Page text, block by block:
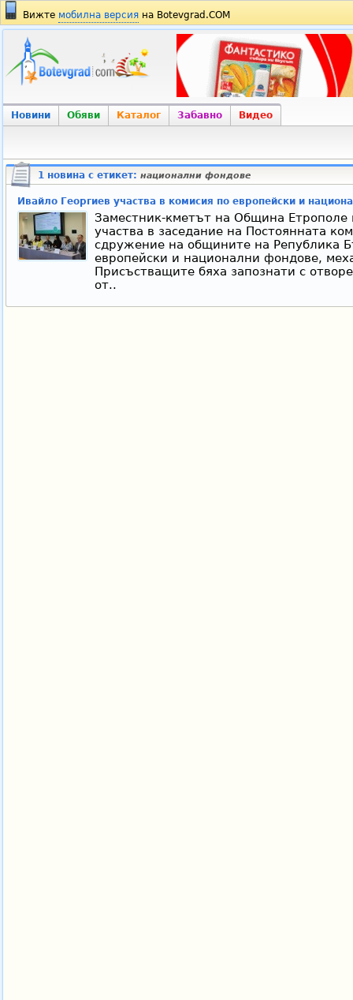
Вижте мобилна версия на Botevgrad.COM
Новини Обяви Каталог Забавно Видео
1 новина с етикет: национални фондове
Ивайло Георгиев участва в комисия по европейски и
Заместник-кметът на Община Етрополе
участва в заседание на Постоянната
сдружение на общините на Република
европейски и национални фондове,
Присъстващите бяха запознати с
от..